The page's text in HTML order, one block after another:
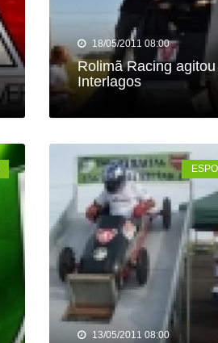
18/05/2011 08:00
Rolimã Racing agitou
Interlagos
13/05/2011 08:00